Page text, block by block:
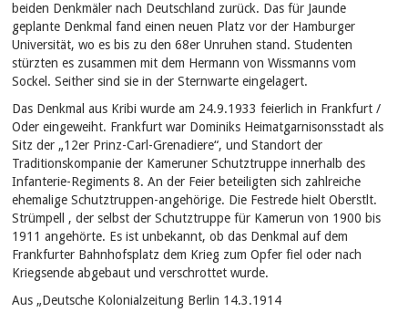
beiden Denkmäler nach Deutschland zurück. Das für Jaunde
geplante Denkmal fand einen neuen Platz vor der Hamburger
Universität, wo es bis zu den 68er Unruhen stand. Studenten
stürzten es zusammen mit dem Hermann von Wissmanns vom
Sockel. Seither sind sie in der Sternwarte eingelagert.
Das Denkmal aus Kribi wurde am 24.9.1933 feierlich in Frankfurt /
Oder eingeweiht. Frankfurt war Dominiks Heimatgarnisonsstadt als
Sitz der „12er Prinz-Carl-Grenadiere“, und Standort der
Traditionskompanie der Kameruner Schutztruppe innerhalb des
Infanterie-Regiments 8. An der Feier beteiligten sich zahlreiche
ehemalige Schutztruppen-angehörige. Die Festrede hielt Oberstlt.
Strümpell , der selbst der Schutztruppe für Kamerun von 1900 bis
1911 angehörte. Es ist unbekannt, ob das Denkmal auf dem
Frankfurter Bahnhofsplatz dem Krieg zum Opfer fiel oder nach
Kriegsende abgebaut und verschrottet wurde.
Aus „Deutsche Kolonialzeitung Berlin 14.3.1914